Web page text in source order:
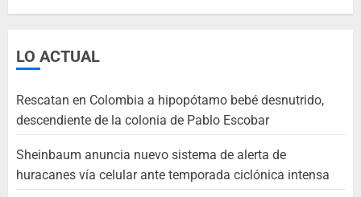
LO ACTUAL
Rescatan en Colombia a hipopótamo bebé desnutrido,
descendiente de la colonia de Pablo Escobar
Sheinbaum anuncia nuevo sistema de alerta de
huracanes vía celular ante temporada ciclónica intensa